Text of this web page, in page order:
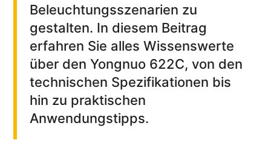
Beleuchtungsszenarien zu
gestalten. In diesem Beitrag
erfahren Sie alles Wissenswerte
über den Yongnuo 622C, von den
technischen Spezifikationen bis
hin zu praktischen
Anwendungstipps.